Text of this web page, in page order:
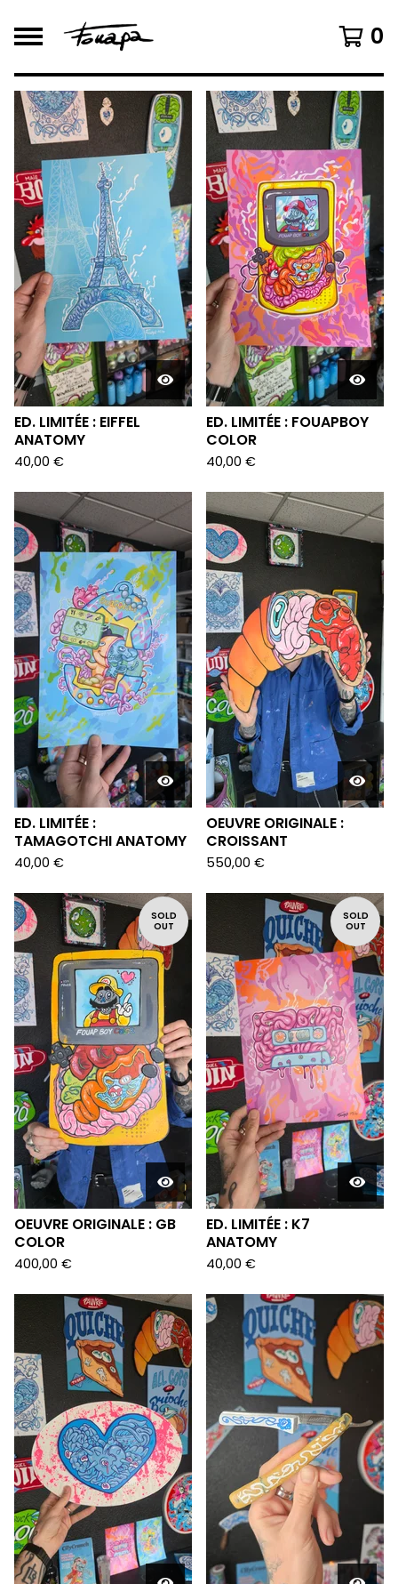
0
F
T
U
R
E
D
ED. LIMITÉE : EIFFEL
ANATOMY
40,00 €
ED. LIMITÉE : FOUAPBOY
COLOR
40,00 €
ED. LIMITÉE :
TAMAGOTCHI ANATOMY
40,00 €
OEUVRE ORIGINALE :
CROISSANT
550,00 €
SOLD
OUT
OEUVRE ORIGINALE : GB
COLOR
400,00 €
SOLD
OUT
ED. LIMITÉE : K7
ANATOMY
40,00 €